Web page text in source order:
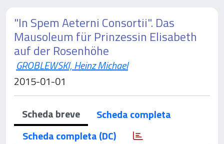
"In Spem Aeterni Consortii". Das
Mausoleum für Prinzessin Elisabeth
auf der Rosenhöhe
GROBLEWSKI, Heinz Michael
2015-01-01
Scheda breve
Scheda completa
Scheda completa (DC)